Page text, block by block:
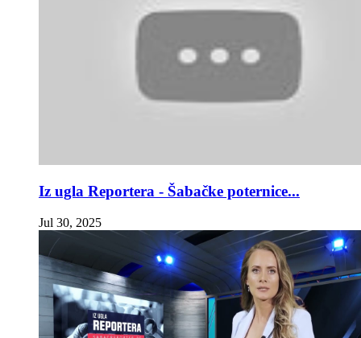
Iz ugla Reportera - Šabačke poternice...
Jul 30, 2025